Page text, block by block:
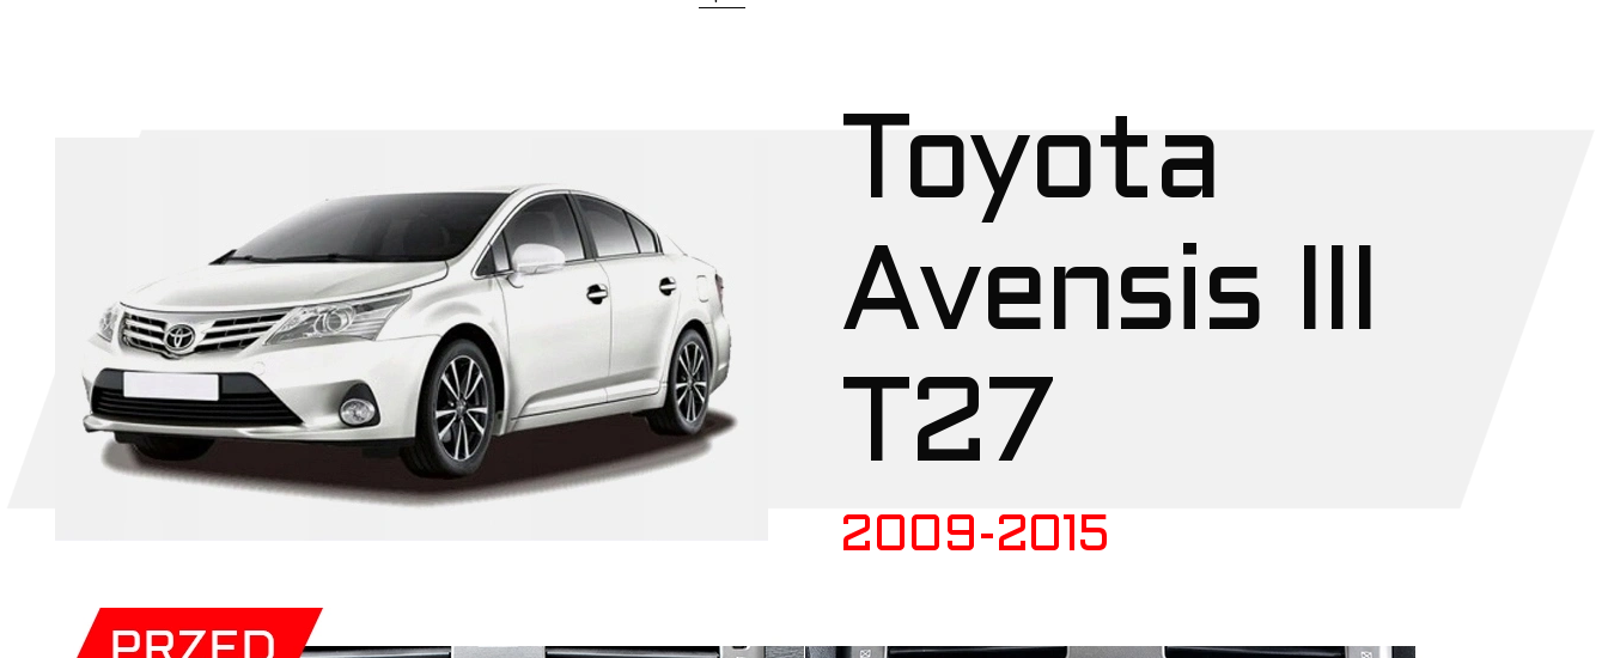
Toyota
Avensis III
T27
2009-2015